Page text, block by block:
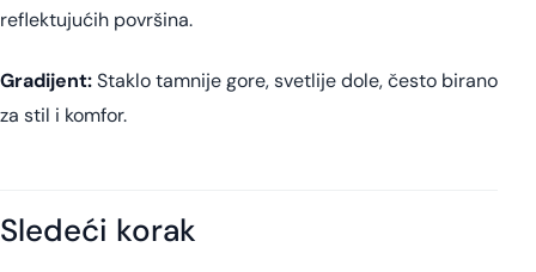
reflektujućih površina.
Gradijent:Staklo tamnije gore, svetlije dole, često birano
za stil i komfor.
Sledeći korak